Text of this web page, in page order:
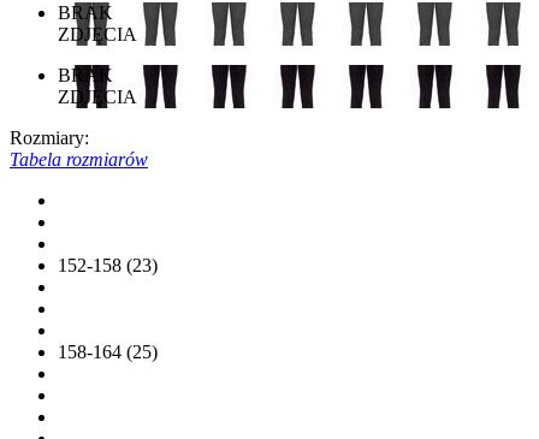
BRAK
ZDJĘCIA
BRAK
ZDJĘCIA
Rozmiary:
Tabela rozmiarów
152-158 (23)
158-164 (25)